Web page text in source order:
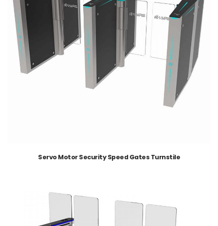
Servo Motor Security Speed Gates Turnstile